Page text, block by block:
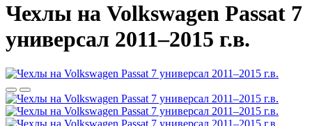
Чехлы на Volkswagen Passat 7
универсал 2011–2015 г.в.